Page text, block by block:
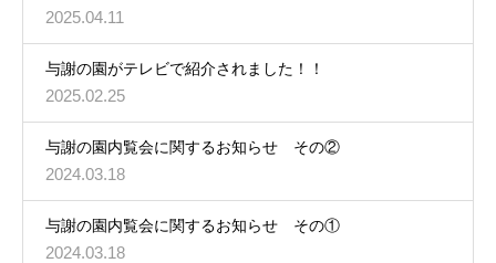
2025.04.11
与謝の園がテレビで紹介されました！！
2025.02.25
与謝の園内覧会に関するお知らせ その②
2024.03.18
与謝の園内覧会に関するお知らせ その①
2024.03.18